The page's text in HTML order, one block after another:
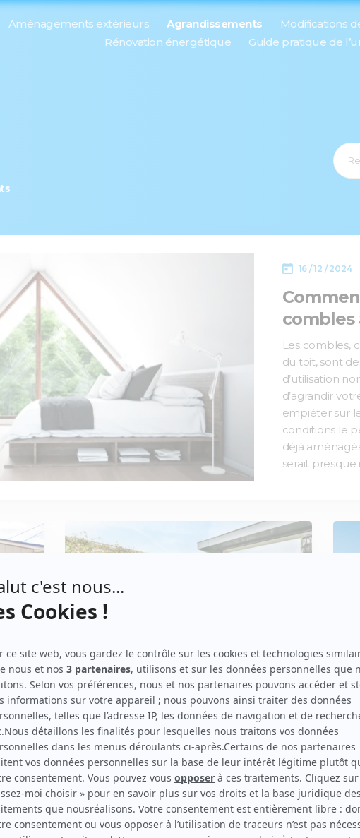
Aménagements extérieurs Agrandissements
Modifications
Rénovation énergétique
Guide pratique de
16 / 12 / 2024
combles
Les combles,
du toit, sont
d’utilisation
d’agrandir
empiéter sur
conditions le
déjà
serait presque
14 min
la…
10 / 06 / 2024 Lecture : 10 min
Peut-on déclarer une véranda
déjà construite ?
Avoir une véranda est un rêve pour
beaucoup. En effet, cette construction «
dedans/dehors » offre un espace plein…